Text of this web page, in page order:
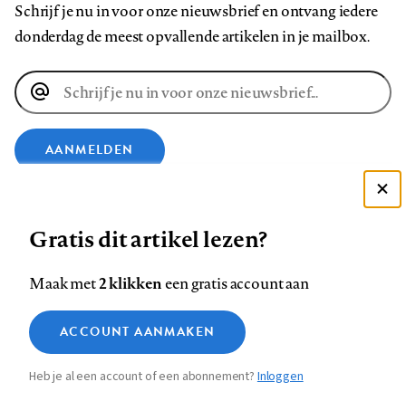
Schrijf je nu in voor onze nieuwsbrief en ontvang iedere
donderdag de meest opvallende artikelen in je mailbox.
E-
mailadres
AANMELDEN
ons
op
Facebook
ons
op
LinkedIn
ons
op
Bluesky
ons
op
Instagram
ons
YouTube
ons
Footer
navigation
Contact Colofon Disclaimer Privacy
Medische vragen verdienen
betrouwbare antwoorden
Gratis dit artikel lezen?
Maak met2 klikkeneen gratis account aan
ACCOUNT AANMAKEN
Heb je al een account of een abonnement?Inloggen
Zie onze cookie policy
Analytische cookies
Marketing cookies